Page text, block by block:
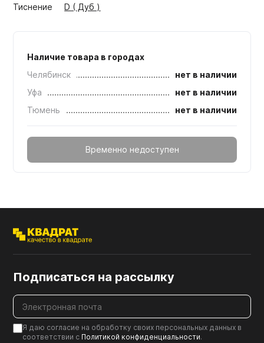
Тиснение D ( Дуб )
Наличие товара в городах
Челябинск
нет в наличии
Уфа
нет в наличии
Тюмень
нет в наличии
Временно недоступен
Подписаться на рассылку
Я даю согласие на обработку своих персональных данных в
соответствии с Политикой конфиденциальности.